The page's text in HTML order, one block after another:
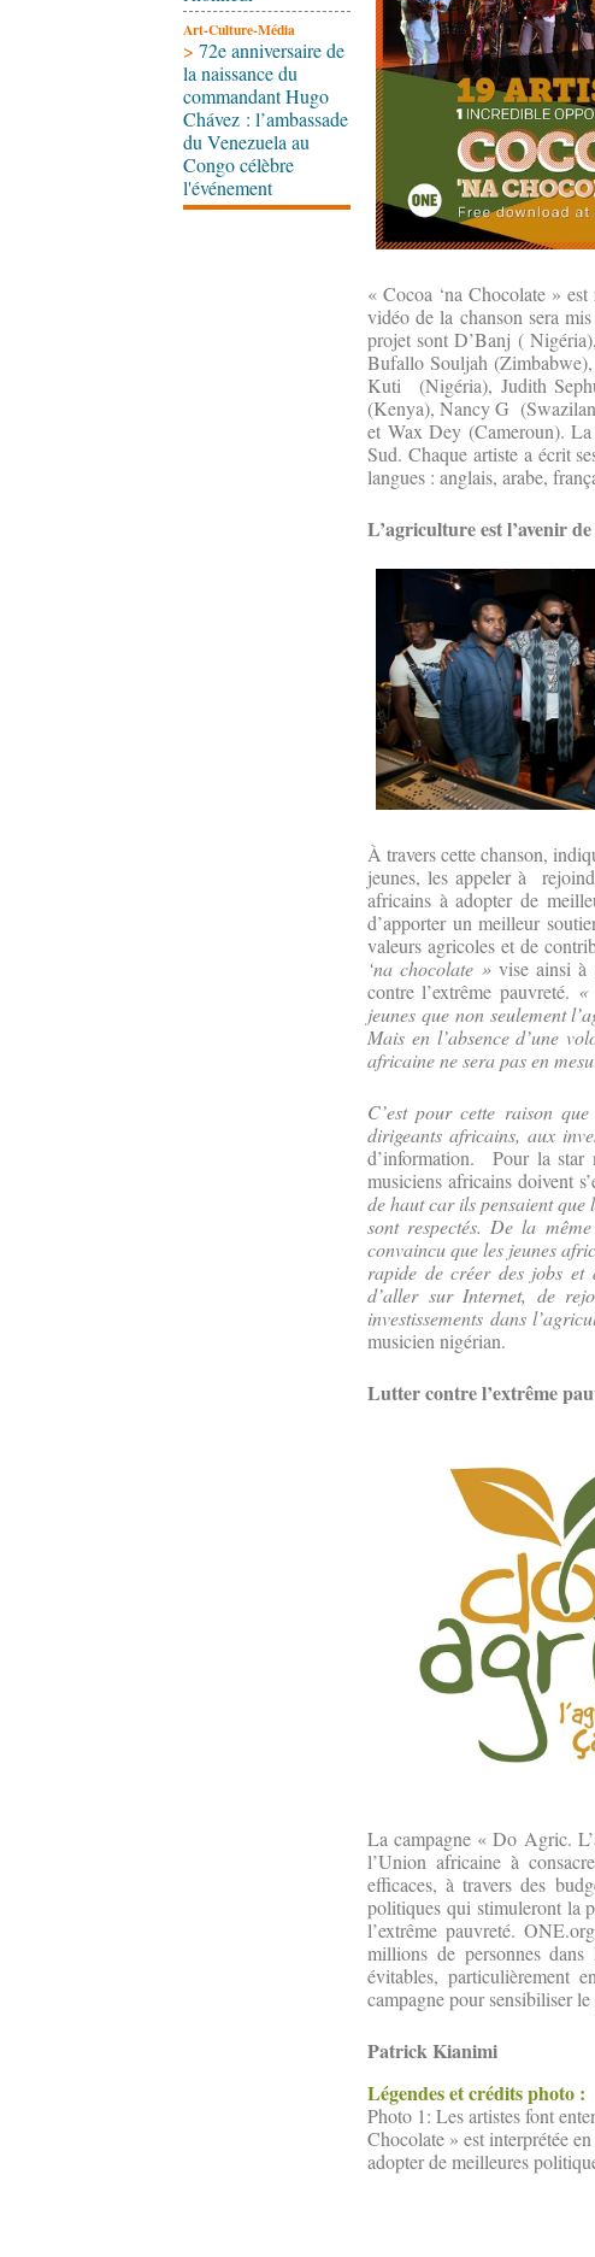
Art-Culture-Média
> 72e anniversaire de
la naissance du
commandant Hugo
Chávez : l’ambassade
du Venezuela au
Congo célèbre
l'événement
« Cocoa ‘na Chocolate »
vidéo de la chanson sera
projet sont D’Banj (
Bufallo Souljah
Kuti (Nigéria), Judith
(Kenya), Nancy G
et Wax Dey (Cameroun).
Sud. Chaque artiste a écrit
langues : anglais, arabe,
L’agriculture est l’avenir
À travers cette chanson,
jeunes, les appeler à
africains à adopter de
d’apporter un meilleur
valeurs agricoles et de
‘na chocolate » vise ainsi à
contre l’extrême pauvreté. «
jeunes que non seulement
Mais en l’absence d’une
africaine ne sera pas en
C’est pour cette raison
dirigeants africains, aux
d’information. Pour la star
musiciens africains doivent
de haut car ils pensaient que
sont respectés. De la
convaincu que les jeunes
rapide de créer des jobs et
d’aller sur Internet, de
investissements dans
musicien nigérian.
Lutter contre l’extrême
La campagne « Do Agric.
l’Union africaine à
efficaces, à travers des
politiques qui stimuleront la
l’extrême pauvreté.
millions de personnes
évitables, particulièrement
campagne pour sensibiliser
Patrick Kianimi
Légendes et crédits photo :
Photo 1: Les artistes font
Chocolate » est interprétée
adopter de meilleures